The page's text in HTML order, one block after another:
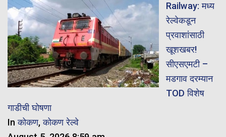
Railway: मध्य
रेल्वेकडून
प्रवाशांसाठी
खूशखबर!
सीएसएमटी –
मडगाव दरम्यान
TOD विशेष
गाडीची घोषणा
Inकोकण,कोकण रेल्वे